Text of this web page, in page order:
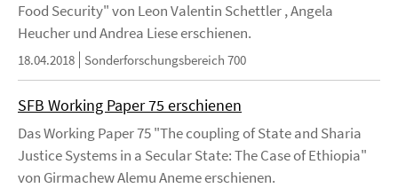
Food Security" von Leon Valentin Schettler , Angela
Heucher und Andrea Liese erschienen.
18.04.2018 Sonderforschungsbereich 700
SFB Working Paper 75 erschienen
Das Working Paper 75 "The coupling of State and Sharia
Justice Systems in a Secular State: The Case of Ethiopia"
von Girmachew Alemu Aneme erschienen.